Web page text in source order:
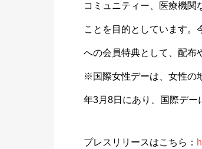
コミュニティー、医療機関
ことを目的としています。
への会員特典として、配布
※国際女性デーは、女性の
年3月8日にあり、国際デー
プレスリリースはこちら：